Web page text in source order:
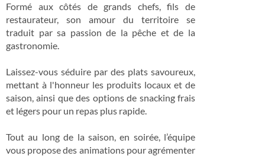
Formé aux côtés de grands chefs, fils de
restaurateur, son amour du territoire se
traduit par sa passion de la pêche et de la
gastronomie.
Laissez-vous séduire par des plats savoureux,
mettant à l'honneur les produits locaux et de
saison, ainsi que des options de snacking frais
et légers pour un repas plus rapide.
Tout au long de la saison, en soirée, l’équipe
vous propose des animations pour agrémenter